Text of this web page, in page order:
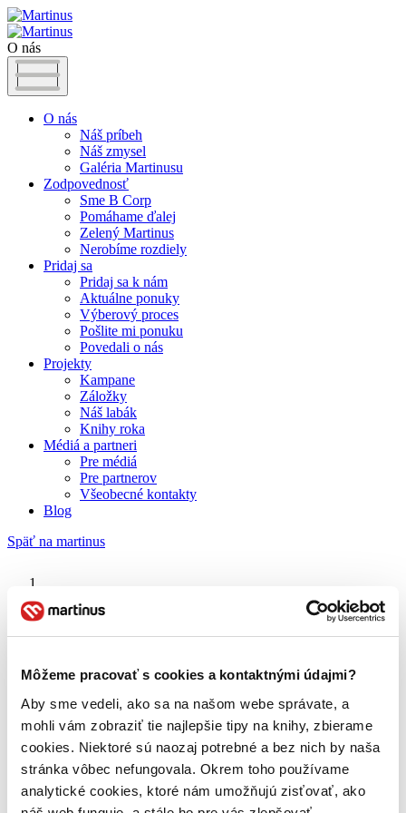
Môžeme pracovať s cookies a kontaktnými údajmi?
Aby sme vedeli, ako sa na našom webe správate, a
mohli vám zobraziť tie najlepšie tipy na knihy, zbierame
cookies. Niektoré sú naozaj potrebné a bez nich by naša
stránka vôbec nefungovala. Okrem toho používame
analytické cookies, ktoré nám umožňujú zisťovať, ako
O nás
O nás
Náš príbeh
Náš zmysel
Galéria Martinusu
Zodpovednosť
Sme B Corp
Pomáhame ďalej
Zelený Martinus
Nerobíme rozdiely
Pridaj sa
Pridaj sa k nám
Aktuálne ponuky
Výberový proces
Pošlite mi ponuku
Povedali o nás
Projekty
Kampane
Záložky
Náš labák
Knihy roka
Médiá a partneri
Pre médiá
Pre partnerov
Všeobecné kontakty
Blog
Späť na martinus
Xiaolu Guo
O nás
Náš príbeh
Galéria Martinusu
Zodpovednosť
Sme B Corp